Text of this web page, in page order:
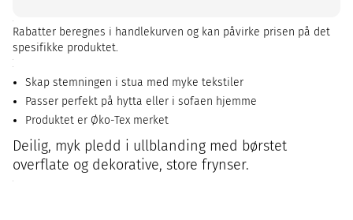
Rabatter beregnes i handlekurven og kan påvirke prisen på det
spesifikke produktet.
Skap stemningen i stua med myke tekstiler
Passer perfekt på hytta eller i sofaen hjemme
Produktet er Øko-Tex merket
Deilig, myk pledd i ullblanding med børstet
overflate og dekorative, store frynser.